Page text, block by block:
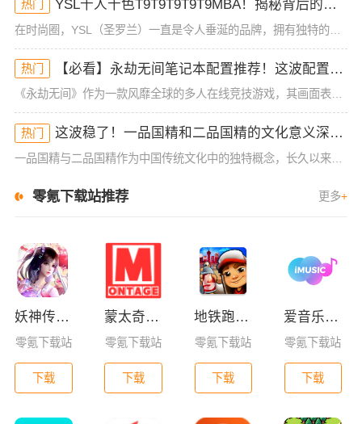
热门 YSL千人千色T9T9T9T9T9MBA！揭秘背后的设计秘密，难怪网友都在疯传！
在时尚圈，YSL（圣罗兰）一直是令人垂涎的品牌，拥有独特的设计理念和精湛的工艺。而最近，“YSL千人千色T9T9T9T9T9MBA”这款产品，不仅成为了社交媒体的热议话题，更是引发了无数时尚迷的疯狂追
热门 【必看】永劫无间笔记本配置推荐！这波配置让你秒杀全场，手慢无！
《永劫无间》作为一款风靡全球的多人在线竞技游戏，其画面表现力和战斗快感都让无数玩家欲罢不能。为了确保玩家能在游戏中获得最佳的体验，选择合适的电脑配置至关重要。如果你的设备性能不足，可能会面临掉帧、卡顿
热门 这波稳了！一品国精和二品国精的文化意义深度解析！谁懂啊
一品国精与二品国精作为中国传统文化中的独特概念，长久以来在人们的认知中扮演着重要角色。随着历史的推移，社会各界对这些身份和阶层的理解也逐渐发生了变化。今天，我们就来深度剖析一品国精和二品国精的文化意义
零氪下载站推荐 更多+
妖神传GM版
零氪下载站
下载
蒙太奇影视2025最新版本下载
零氪下载站
下载
地铁跑酷全皮肤版
零氪下载站
下载
爱音乐app下载免费版
零氪下载站
下载